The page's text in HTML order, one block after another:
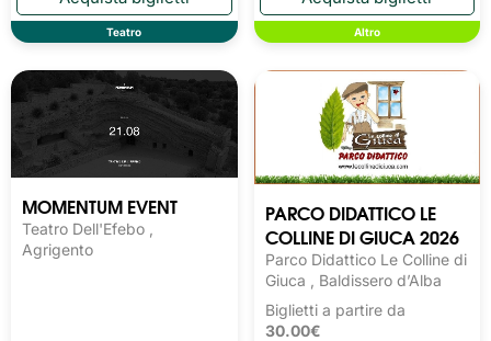
Teatro Altro
MOMENTUM EVENT
Teatro Dell'Efebo ,
Agrigento
PARCO DIDATTICO LE
COLLINE DI GIUCA 2026
Parco Didattico Le Colline di
Giuca , Baldissero d’Alba
Biglietti a partire da
30.00€